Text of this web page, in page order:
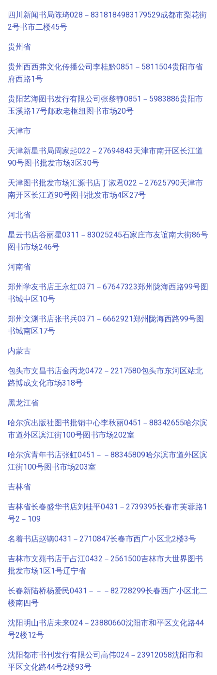
四川新闻书局陈琦028－8318184983179529成都市梨花街
2号书市二楼45号
贵州省
贵州西西弗文化传播公司李桂黔0851－5811504贵阳市省
府西路1号
贵阳艺海图书发行有限公司张黎静0851－5983886贵阳市
玉溪路17号邮政老枢纽图书市场20号
天津市
天津新星书局周家起022－27694843天津市南开区长江道
90号图书批发市场3区30号
天津图书批发市场汇源书店丁淑君022－27625790天津市
南开区长江道90号图书批发市场4区27号
河北省
星云书店谷丽星0311－83025245石家庄市友谊南大街86号
图书市场246号
河南省
郑州学友书店王永红0371－67647323郑州陇海西路99号图
书城中区10号
郑州文渊书店张书兵0371－6662921郑州陇海西路99号图
书城南区17号
内蒙古
包头市文昌书店金丙龙0472－2217580包头市东河区站北
路博成文化市场318号
黑龙江省
哈尔滨出版社图书批销中心李秋丽0451－88342655哈尔滨
市道外区滨江街100号图书市场202室
哈尔滨青年书店张虹0451－－88345809哈尔滨市道外区滨
江街100号图书市场203室
吉林省
吉林省长春盛华书店刘桂平0431－2739395长春市芙蓉路1
号2－109
名着书店赵镝0431－2710847长春市西广小区北2楼3号
吉林市文苑书店于占江0432－2561500吉林市大世界图书
批发市场1区1号辽宁省
长春新陆桥杨爱民0431－－－82728299长春西广小区北二
楼南四号
沈阳明山书店未来024－23880660沈阳市和平区文化路44
号2楼12号
沈阳都市书刊发行有限公司高伟024－23912058沈阳市和
平区文化路44号2楼93号